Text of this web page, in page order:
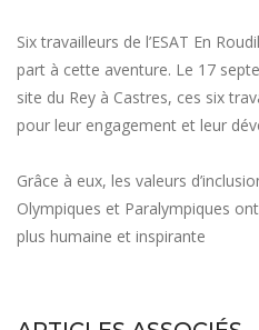
Six travailleurs de l’ESAT En
part à cette aventure. Le 17
site du Rey à Castres, ces six
pour leur engagement et leur
Grâce à eux, les valeurs
Olympiques et Paralympiques
plus humaine et inspirante